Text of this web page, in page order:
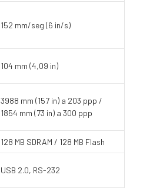
152 mm/seg (6 in/s)
104 mm (4,09 in)
3988 mm (157 in) a 203 ppp /
1854 mm (73 in) a 300 ppp
128 MB SDRAM / 128 MB Flash
USB 2.0, RS-232